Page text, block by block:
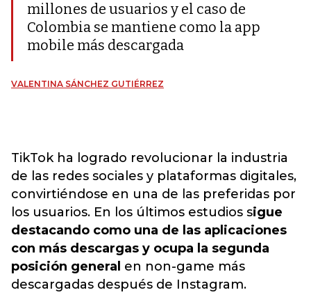
millones de usuarios y el caso de
Colombia se mantiene como la app
mobile más descargada
VALENTINA SÁNCHEZ GUTIÉRREZ
TikTok ha logrado revolucionar la industria
de las redes sociales y plataformas digitales,
convirtiéndose en una de las preferidas por
los usuarios. En los últimos estudios sigue
destacando como una de las aplicaciones
con más descargas y ocupa la segunda
posición general en non-game más
descargadas después de Instagram.